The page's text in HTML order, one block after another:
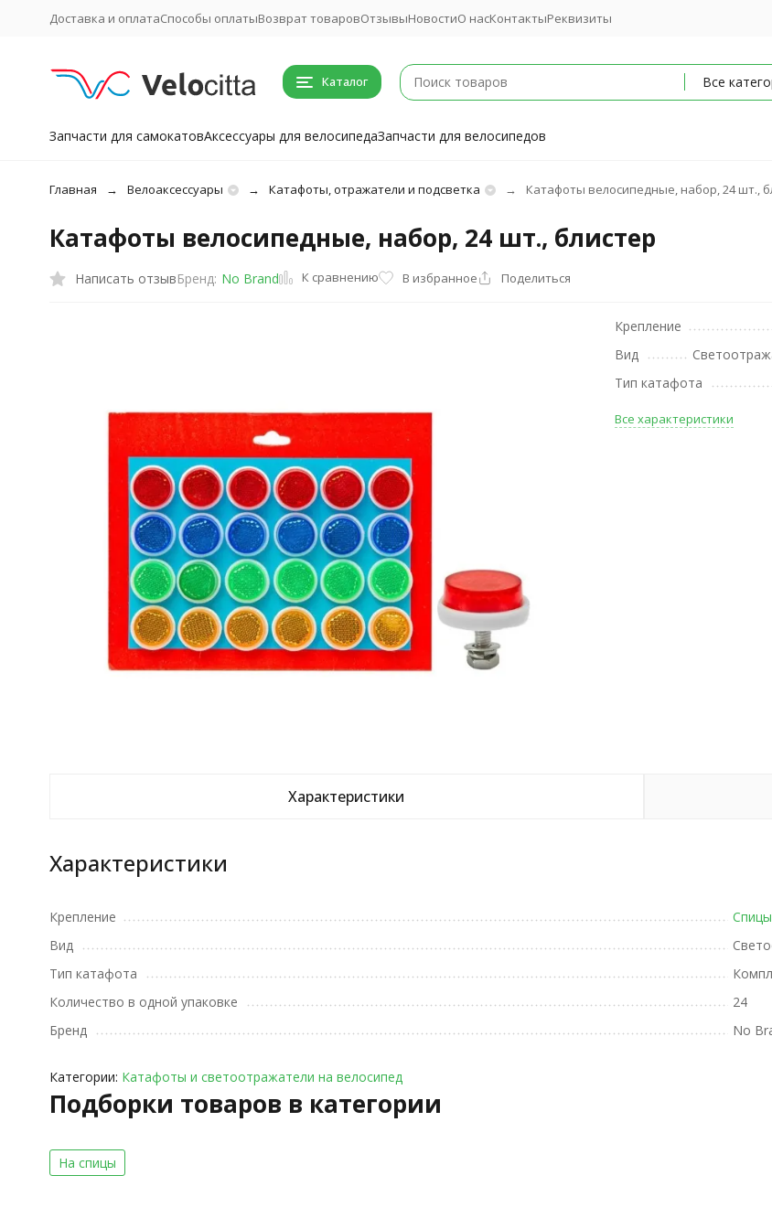
Доставка и оплатаСпособы оплатыВозврат товаровОтзывыНовостиО насКонтактыРеквизиты
Каталог Все
Запчасти для самокатовАксессуары для велосипедаЗапчасти для велосипедов
Главная Велоаксессуары Катафоты, отражатели и подсветка Катафоты велосипедные, набор, 24 шт.,
Катафоты велосипедные, набор, 24 шт., блистер
Написать отзывБренд: No Brand К сравнению В избранное Поделиться
Крепление
Вид
Тип катафота
Все характеристики
Характеристики
Характеристики
Крепление
Спицы
Вид
Тип катафота
Количество в одной упаковке
24
Бренд
No
Категории: Катафоты и светоотражатели на велосипед
Подборки товаров в категории
На спицы